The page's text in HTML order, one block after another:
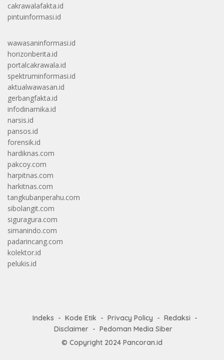
cakrawalafakta.id
pintuinformasi.id
wawasaninformasi.id
horizonberita.id
portalcakrawala.id
spektruminformasi.id
aktualwawasan.id
gerbangfakta.id
infodinamika.id
narsis.id
pansos.id
forensik.id
hardiknas.com
pakcoy.com
harpitnas.com
harkitnas.com
tangkubanperahu.com
sibolangit.com
siguragura.com
simanindo.com
padarincang.com
kolektor.id
pelukis.id
Indeks Kode Etik Privacy Policy
Redaksi
Disclaimer
Pedoman Media Siber
© Copyright 2024 Pancoran.id